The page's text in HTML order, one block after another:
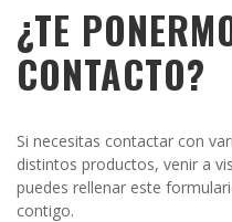
¿TE
CONTACTO?
Si necesitas contactar con
distintos productos, venir a
puedes rellenar este
contigo.